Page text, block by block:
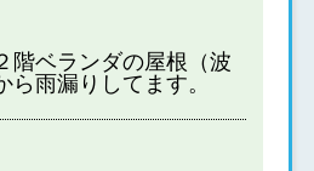
階ベランダの屋根（波
雨漏りしてます。